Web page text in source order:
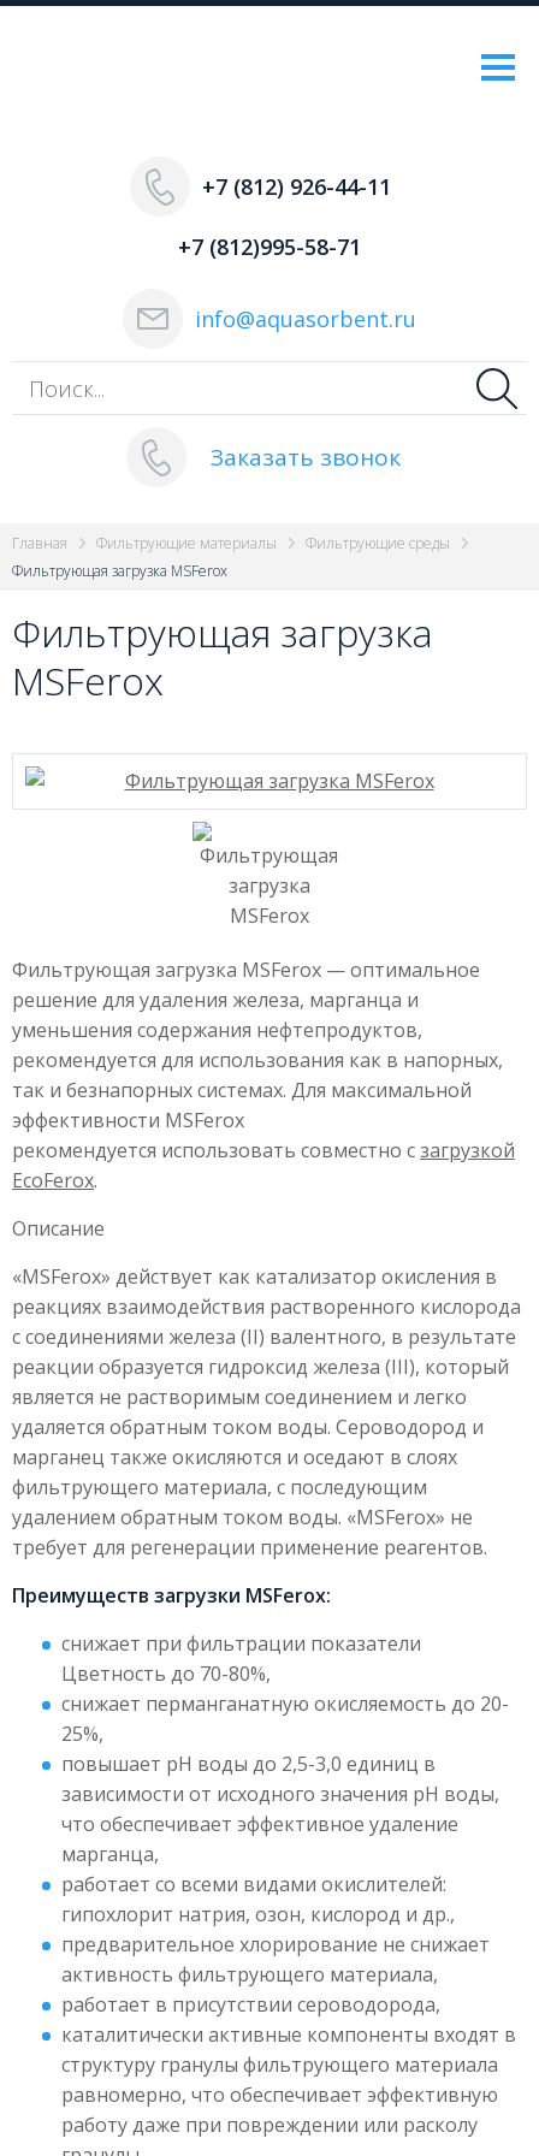
+7 (812) 926-44-11
+7 (812)995-58-71
info@aquasorbent.ru
Заказать звонок
Главная Фильтрующие материалы
Фильтрующие среды
Фильтрующая загрузка MSFerox
Фильтрующая загрузка
MSFerox
Фильтрующая загрузка MSFerox — оптимальное
решение для удаления железа, марганца и
уменьшения содержания нефтепродуктов,
рекомендуется для использования как в напорных,
так и безнапорных системах. Для максимальной
эффективности MSFerox
рекомендуется использовать совместно сзагрузкой
EcoFerox.
Описание
«MSFerox» действует как катализатор окисления в
реакциях взаимодействия растворенного кислорода
с соединениями железа (II) валентного, в результате
реакции образуется гидроксид железа (III), который
является не растворимым соединением и легко
удаляется обратным током воды. Сероводород и
марганец также окисляются и оседают в слоях
фильтрующего материала, с последующим
удалением обратным током воды. «MSFerox» не
требует для регенерации применение реагентов.
Преимуществ загрузки MSFerox:
снижает при фильтрации показатели
Цветность до 70-80%,
снижает перманганатную окисляемость до 20-
25%,
повышает рН воды до 2,5-3,0 единиц в
зависимости от исходного значения рН воды,
что обеспечивает эффективное удаление
марганца,
работает со всеми видами окислителей:
гипохлорит натрия, озон, кислород и др.,
предварительное хлорирование не снижает
активность фильтрующего материала,
работает в присутствии сероводорода,
каталитически активные компоненты входят в
структуру гранулы фильтрующего материала
равномерно, что обеспечивает эффективную
работу даже при повреждении или расколу